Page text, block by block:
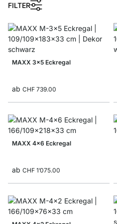
FILTER
MAXX 3x5 Eckregal
ab CHF 739.00
MAXX 4x6 Eckregal
ab CHF 1’075.00